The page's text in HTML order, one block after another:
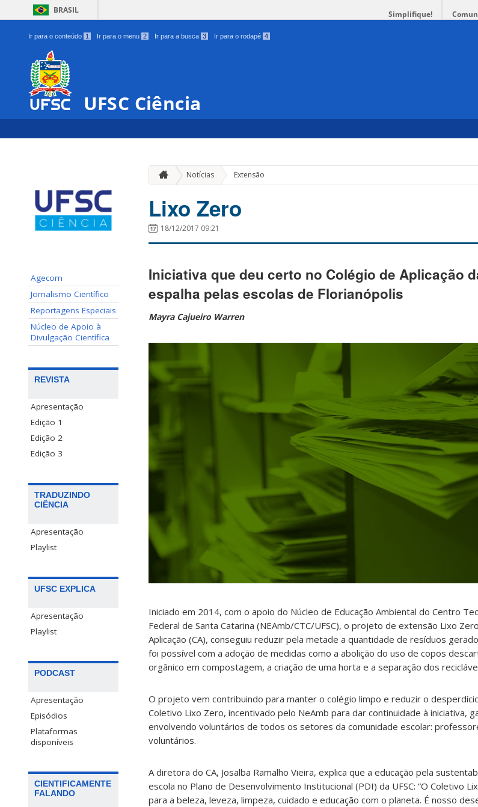
BRASIL Simplifique!
Ir para o conteúdo 1 Ir para o menu 2 Ir para a busca 3 Ir para o rodapé 4
UFSC Ciência
Agecom
Jornalismo Científico
Reportagens Especiais
Núcleo de Apoio à
Divulgação Científica
REVISTA
Apresentação
Edição 1
Edição 2
Edição 3
TRADUZINDO
CIÊNCIA
Apresentação
Playlist
UFSC EXPLICA
Apresentação
Playlist
PODCAST
Apresentação
Episódios
Plataformas
disponíveis
CIENTIFICAMENTE
FALANDO
Notícias Extensão
Lixo Zero
18/12/2017 09:21
Iniciativa que deu certo no Colégio de Aplicação
espalha pelas escolas de Florianópolis
Mayra Cajueiro Warren
Iniciado em 2014, com o apoio do Núcleo de Educação Ambiental do Centro
Federal de Santa Catarina (NEAmb/CTC/UFSC), o projeto de extensão Lixo
Aplicação (CA), conseguiu reduzir pela metade a quantidade de resíduos
foi possível com a adoção de medidas como a abolição do uso de copos
orgânico em compostagem, a criação de uma horta e a separação dos
O projeto vem contribuindo para manter o colégio limpo e reduzir o
Coletivo Lixo Zero, incentivado pelo NeAmb para dar continuidade à iniciativa,
envolvendo voluntários de todos os setores da comunidade escolar:
voluntários.
A diretora do CA, Josalba Ramalho Vieira, explica que a educação pela
escola no Plano de Desenvolvimento Institucional (PDI) da UFSC: “O Coletivo
para a beleza, leveza, limpeza, cuidado e educação com o planeta. É nosso